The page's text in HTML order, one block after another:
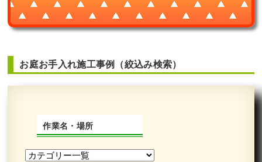
お庭お手入れ施工事例（絞込み検索）
作業名・場所